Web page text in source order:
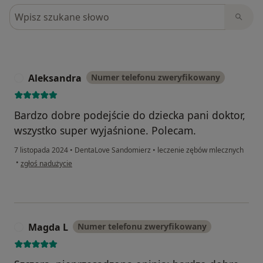
Szukaj w opiniach
Aleksandra Numer telefonu zweryfikowany
Bardzo dobre podejście do dziecka pani doktor,
wszystko super wyjaśnione. Polecam.
7 listopada 2024 • DentaLove Sandomierz • leczenie zębów mlecznych
• w opinii użytkownika Aleksandra
zgłoś nadużycie
Magda L Numer telefonu zweryfikowany